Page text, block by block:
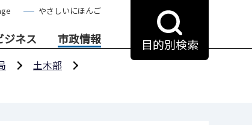
やさしいにほんご
ジネス 市政情報 目的別検索
土木部